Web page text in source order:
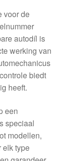
voor de
autodíl is
werking van
biedt
heeft.
een
speciaal
modellen,
elk type